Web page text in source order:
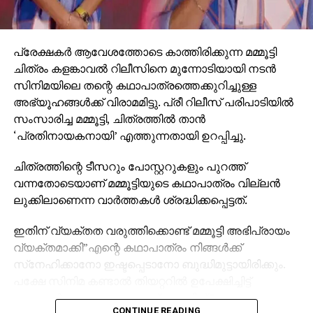
പ്രേക്ഷകര്‍ ആവേശത്തോടെ കാത്തിരിക്കുന്ന മമ്മൂട്ടി
ചിത്രം കളങ്കാവല്‍ റിലീസിനെ മുന്നോടിയായി നടന്‍
സിനിമയിലെ തന്റെ കഥാപാത്രത്തെക്കുറിച്ചുള്ള
അഭ്യൂഹങ്ങള്‍ക്ക് വിരാമമിട്ടു. പ്രീ റിലീസ് പരിപാടിയില്‍
സംസാരിച്ച മമ്മൂട്ടി, ചിത്രത്തില്‍ താന്‍
‘പ്രതിനായകനായി’ എത്തുന്നതായി ഉറപ്പിച്ചു.
ചിത്രത്തിന്റെ ടീസറും പോസ്റ്ററുകളും പുറത്ത്
വന്നതോടെയാണ് മമ്മൂട്ടിയുടെ കഥാപാത്രം വില്ലന്‍
ലുക്കിലാണെന്ന വാര്‍ത്തകള്‍ ശ്രദ്ധിക്കപ്പെട്ടത്.
ഇതിന് വ്യക്തത വരുത്തിക്കൊണ്ട് മമ്മൂട്ടി അഭിപ്രായം
വ്യക്തമാക്കി”എന്റെ കഥാപാത്രം നിങ്ങള്‍ക്ക്
സ്‌നേഹിക്കാനോ ഇഷ്ടപ്പെടാനോ ബുദ്ധിമുട്ടായിരിക്കും.
പോകാന്‍ പറ്റാത്ത കഥാപാത്രമാണിത്,”
CONTINUE READING